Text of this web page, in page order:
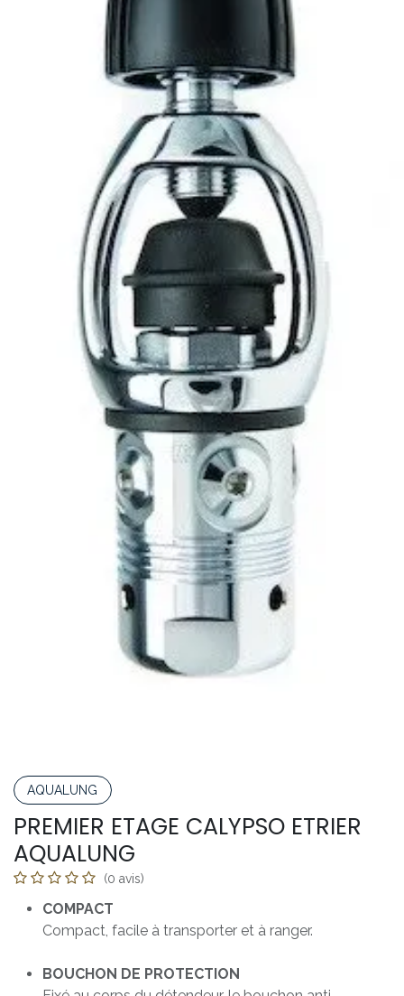
AQUALUNG
PREMIER ETAGE CALYPSO ETRIER
AQUALUNG
(0 avis)
COMPACT
Compact, facile à transporter et à ranger.
BOUCHON DE PROTECTION